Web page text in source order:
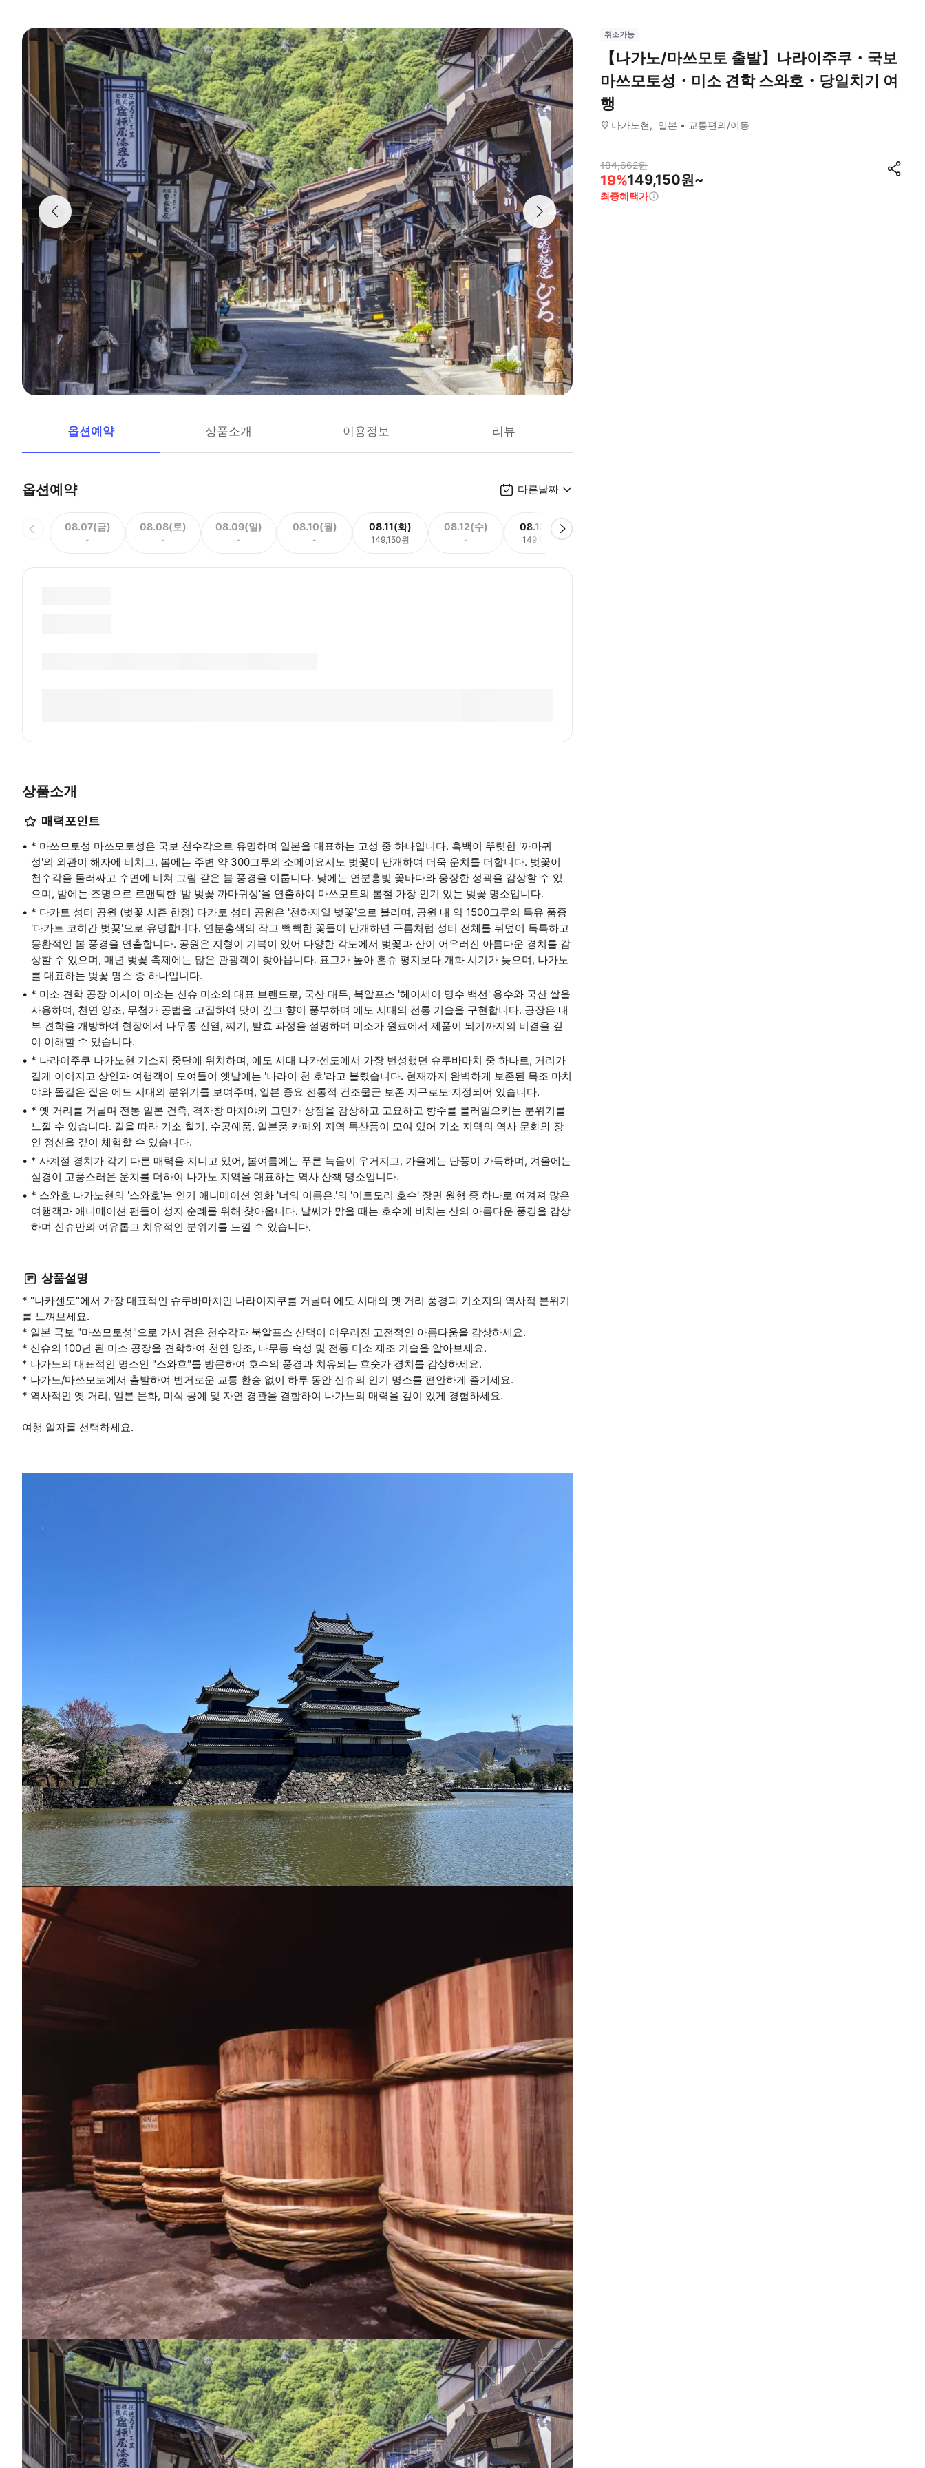
옵션예약 상품소개 이용정보 리뷰
옵션예약 다른날짜
08.07(금)
-
08.08(토)
-
08.09(일)
-
08.10(월)
-
08.11(화)
149,150원
08.12(수)
-
08.13(목)
149,150원
상품소개
매력포인트
* 마쓰모토성 마쓰모토성은 국보 천수각으로 유명하며 일본을 대표하는 고성 중 하나입니다. 흑백이 뚜렷한 '까마귀
성'의 외관이 해자에 비치고, 봄에는 주변 약 300그루의 소메이요시노 벚꽃이 만개하여 더욱 운치를 더합니다. 벚꽃이
천수각을 둘러싸고 수면에 비쳐 그림 같은 봄 풍경을 이룹니다. 낮에는 연분홍빛 꽃바다와 웅장한 성곽을 감상할 수 있
으며, 밤에는 조명으로 로맨틱한 '밤 벚꽃 까마귀성'을 연출하여 마쓰모토의 봄철 가장 인기 있는 벚꽃 명소입니다.
* 다카토 성터 공원 (벚꽃 시즌 한정) 다카토 성터 공원은 '천하제일 벚꽃'으로 불리며, 공원 내 약 1500그루의 특유 품종
'다카토 코히간 벚꽃'으로 유명합니다. 연분홍색의 작고 빽빽한 꽃들이 만개하면 구름처럼 성터 전체를 뒤덮어 독특하고
몽환적인 봄 풍경을 연출합니다. 공원은 지형이 기복이 있어 다양한 각도에서 벚꽃과 산이 어우러진 아름다운 경치를 감
상할 수 있으며, 매년 벚꽃 축제에는 많은 관광객이 찾아옵니다. 표고가 높아 혼슈 평지보다 개화 시기가 늦으며, 나가노
를 대표하는 벚꽃 명소 중 하나입니다.
* 미소 견학 공장 이시이 미소는 신슈 미소의 대표 브랜드로, 국산 대두, 북알프스 '헤이세이 명수 백선' 용수와 국산 쌀을
사용하여, 천연 양조, 무첨가 공법을 고집하여 맛이 깊고 향이 풍부하며 에도 시대의 전통 기술을 구현합니다. 공장은 내
부 견학을 개방하여 현장에서 나무통 진열, 찌기, 발효 과정을 설명하며 미소가 원료에서 제품이 되기까지의 비결을 깊
이 이해할 수 있습니다.
* 나라이주쿠 나가노현 기소지 중단에 위치하며, 에도 시대 나카센도에서 가장 번성했던 슈쿠바마치 중 하나로, 거리가
길게 이어지고 상인과 여행객이 모여들어 옛날에는 '나라이 천 호'라고 불렸습니다. 현재까지 완벽하게 보존된 목조 마치
야와 돌길은 짙은 에도 시대의 분위기를 보여주며, 일본 중요 전통적 건조물군 보존 지구로도 지정되어 있습니다.
* 옛 거리를 거닐며 전통 일본 건축, 격자창 마치야와 고민가 상점을 감상하고 고요하고 향수를 불러일으키는 분위기를
느낄 수 있습니다. 길을 따라 기소 칠기, 수공예품, 일본풍 카페와 지역 특산품이 모여 있어 기소 지역의 역사 문화와 장
인 정신을 깊이 체험할 수 있습니다.
* 사계절 경치가 각기 다른 매력을 지니고 있어, 봄여름에는 푸른 녹음이 우거지고, 가을에는 단풍이 가득하며, 겨울에는
설경이 고풍스러운 운치를 더하여 나가노 지역을 대표하는 역사 산책 명소입니다.
* 스와호 나가노현의 '스와호'는 인기 애니메이션 영화 '너의 이름은.'의 '이토모리 호수' 장면 원형 중 하나로 여겨져 많은
여행객과 애니메이션 팬들이 성지 순례를 위해 찾아옵니다. 날씨가 맑을 때는 호수에 비치는 산의 아름다운 풍경을 감상
하며 신슈만의 여유롭고 치유적인 분위기를 느낄 수 있습니다.
상품설명
* "나카센도"에서 가장 대표적인 슈쿠바마치인 나라이지쿠를 거닐며 에도 시대의 옛 거리 풍경과 기소지의 역사적 분위기
를 느껴보세요.
* 일본 국보 "마쓰모토성"으로 가서 검은 천수각과 북알프스 산맥이 어우러진 고전적인 아름다움을 감상하세요.
* 신슈의 100년 된 미소 공장을 견학하여 천연 양조, 나무통 숙성 및 전통 미소 제조 기술을 알아보세요.
* 나가노의 대표적인 명소인 "스와호"를 방문하여 호수의 풍경과 치유되는 호숫가 경치를 감상하세요.
* 나가노/마쓰모토에서 출발하여 번거로운 교통 환승 없이 하루 동안 신슈의 인기 명소를 편안하게 즐기세요.
* 역사적인 옛 거리, 일본 문화, 미식 공예 및 자연 경관을 결합하여 나가노의 매력을 깊이 있게 경험하세요.
여행 일자를 선택하세요.
취소가능
【나가노/마쓰모토 출발】나라이주쿠・국보
마쓰모토성・미소 견학 스와호・당일치기 여
행
나가노현 일본 교통편의/이동
184,662원
19%149,150원~
최종혜택가